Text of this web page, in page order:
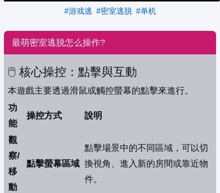
#游戏逃 #密室逃脱 #单机
最萌密室逃脱怎么操作?
🖱️ 核心操控：點擊與互動
本遊戲主要透過滑鼠或觸控螢幕的點擊來進行。
功
能
操控方式 說明
觀
察/
移
動
點擊螢幕區域
點擊場景中的不同區域，可以切
換視角、進入新的房間或靠近物
件。